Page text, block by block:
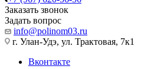
Заказать звонок
Задать вопрос
info@polinom03.ru
г. Улан-Удэ, ул. Трактовая, 7к1
Вконтакте